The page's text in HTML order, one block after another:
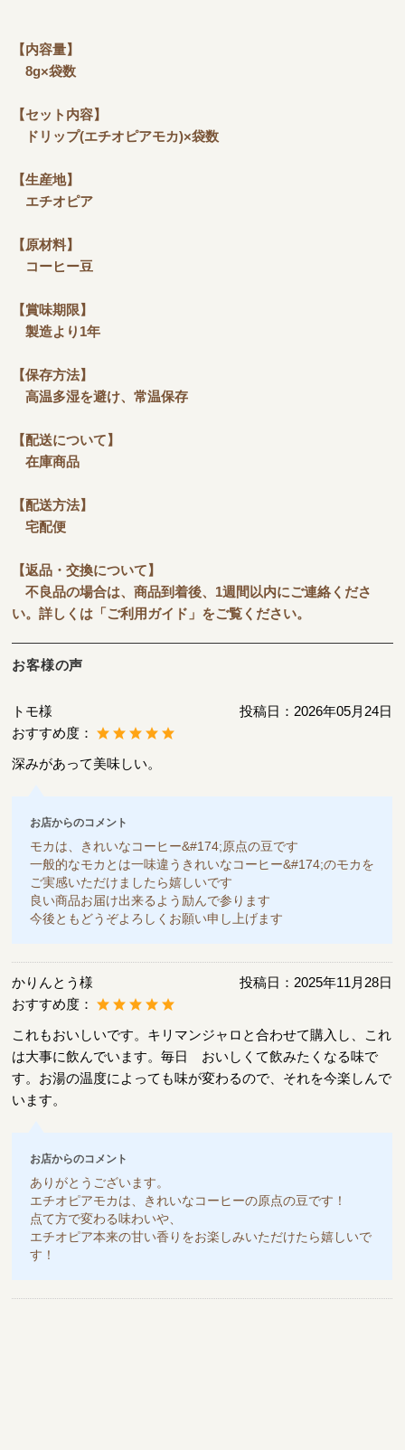
【内容量】
8g×袋数
【セット内容】
ドリップ(エチオピアモカ)×袋数
【生産地】
エチオピア
【原材料】
コーヒー豆
【賞味期限】
製造より1年
【保存方法】
高温多湿を避け、常温保存
【配送について】
在庫商品
【配送方法】
宅配便
【返品・交換について】
不良品の場合は、商品到着後、1週間以内にご連絡くださ
い。詳しくは「ご利用ガイド」をご覧ください。
お客様の声
トモ様 投稿日： 2026年05月24日
おすすめ度：
深みがあって美味しい。
お店からのコメント
モカは、きれいなコーヒー&#174;原点の豆です
一般的なモカとは一味違うきれいなコーヒー&#174;のモカを
ご実感いただけましたら嬉しいです
良い商品お届け出来るよう励んで参ります
今後ともどうぞよろしくお願い申し上げます
かりんとう様 投稿日： 2025年11月28日
おすすめ度：
これもおいしいです。キリマンジャロと合わせて購入し、これ
は大事に飲んでいます。毎日 おいしくて飲みたくなる味で
す。お湯の温度によっても味が変わるので、それを今楽しんで
います。
お店からのコメント
ありがとうございます。
エチオピアモカは、きれいなコーヒーの原点の豆です！
点て方で変わる味わいや、
エチオピア本来の甘い香りをお楽しみいただけたら嬉しいで
す！